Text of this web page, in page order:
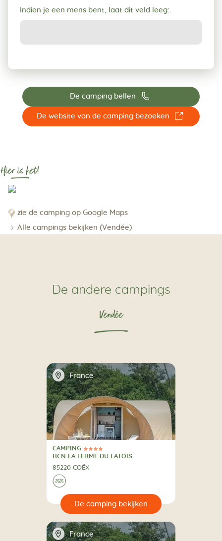
Indien je een mens bent, laat dit veld leeg:.
De camping bellen 📞
De website van de camping bezoeken ☐
Hier is het!
zie de camping op Google Maps
Alle campings bekijken (Vendée)
De andere campings
Vendée
📍 France
4 Sterren
CAMPING
CAMPING
RCN LA FERME DU LATOIS
85220 COËX
🌊
📍 France